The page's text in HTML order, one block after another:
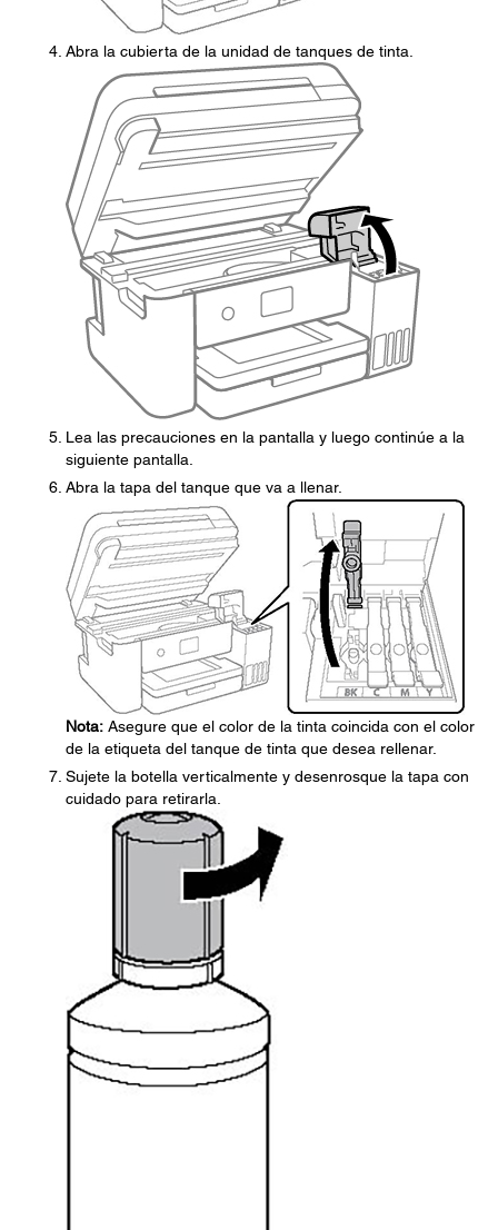
Abra la cubierta de la unidad de tanques de tinta.
Lea las precauciones en la pantalla y luego continúe a la
siguiente pantalla.
Abra la tapa del tanque que va a llenar.
Nota: Asegure que el color de la tinta coincida con el color
de la etiqueta del tanque de tinta que desea rellenar.
Sujete la botella verticalmente y desenrosque la tapa con
cuidado para retirarla.